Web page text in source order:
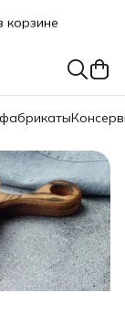
корзине
наличными
5 000 руб.